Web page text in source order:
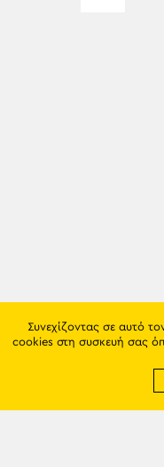
Συνεχίζοντας σε αυτό
cookies στη συσκευή σας